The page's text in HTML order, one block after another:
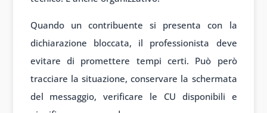
Quando un contribuente si presenta con la
dichiarazione bloccata, il professionista deve
evitare di promettere tempi certi. Può però
tracciare la situazione, conservare la schermata
del messaggio, verificare le CU disponibili e